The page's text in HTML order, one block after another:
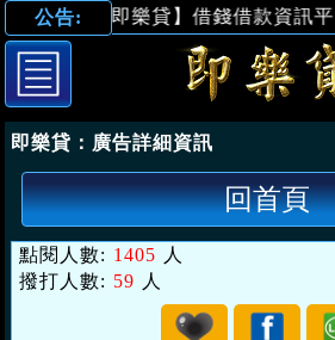
公告:
【即樂貸】借錢借款資訊平台
即樂貸： 廣告詳細資訊
回首頁
點閱人數: 1405 人
撥打人數: 59 人